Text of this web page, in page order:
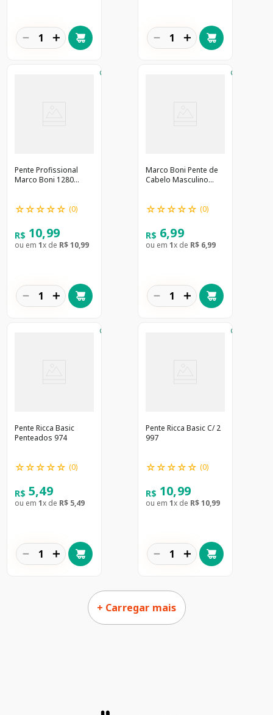
＋
－ ＋
－
Pente Profissional
Marco Boni 1280
☆☆☆☆☆ (0)
R$ 10,99
ou em 1x de R$10,99
＋
－
Marco Boni Pente de
Cabelo Masculino
☆☆☆☆☆ (0)
R$ 6,99
ou em 1x de R$ 6,99
＋
－
Pente Ricca Basic
Penteados 974
☆☆☆☆☆ (0)
R$ 5,49
ou em 1x de R$ 5,49
＋
－
Pente Ricca Basic C/ 2
997
☆☆☆☆☆ (0)
R$ 10,99
ou em 1x de R$10,99
＋
－